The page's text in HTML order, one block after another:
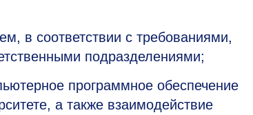
в соответствии с требованиями,
подразделениями;
программное обеспечение
а также взаимодействие